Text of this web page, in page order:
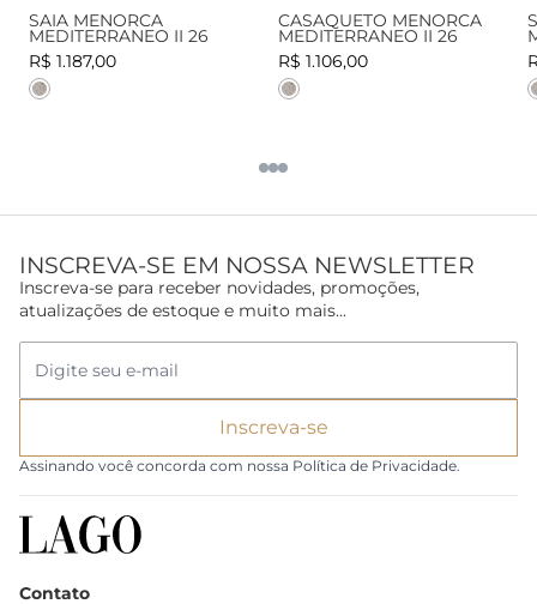
SAIA MENORCA
MEDITERRANEO II 26
R$ 1.187,00
Cor
CASAQUETO MENORCA
MEDITERRANEO II 26
R$ 1.106,00
Cor
INSCREVA-SE EM NOSSA NEWSLETTER
Inscreva-se para receber novidades, promoções,
atualizações de estoque e muito mais...
Inscreva-se
Assinando você concorda com nossa Política de Privacidade.
Contato